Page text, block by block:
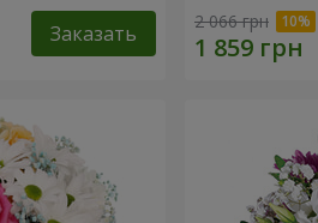
Заказать 2 066 грн